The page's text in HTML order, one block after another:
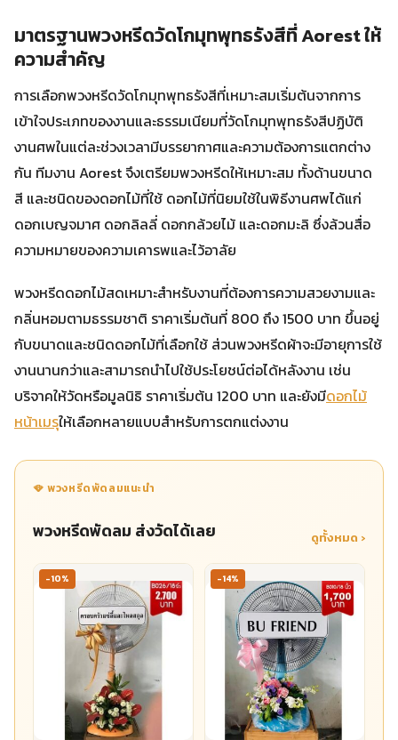
มาตรฐานพวงหรีดวัดโกมุทพุทธรังสีที่ Aorest ให้
ความสำคัญ
การเลือกพวงหรีดวัดโกมุทพุทธรังสีที่เหมาะสมเริ่มต้นจากการ
เข้าใจประเภทของงานและธรรมเนียมที่วัดโกมุทพุทธรังสีปฏิบัติ
งานศพในแต่ละช่วงเวลามีบรรยากาศและความต้องการแตกต่าง
กัน ทีมงาน Aorest จึงเตรียมพวงหรีดให้เหมาะสม ทั้งด้านขนาด
สี และชนิดของดอกไม้ที่ใช้ ดอกไม้ที่นิยมใช้ในพิธีงานศพได้แก่
ดอกเบญจมาศ ดอกลิลลี่ ดอกกล้วยไม้ และดอกมะลิ ซึ่งล้วนสื่อ
ความหมายของความเคารพและไว้อาลัย
พวงหรีดดอกไม้สดเหมาะสำหรับงานที่ต้องการความสวยงามและ
กลิ่นหอมตามธรรมชาติ ราคาเริ่มต้นที่ 800 ถึง 1500 บาท ขึ้นอยู่
กับขนาดและชนิดดอกไม้ที่เลือกใช้ ส่วนพวงหรีดผ้าจะมีอายุการใช้
งานนานกว่าและสามารถนำไปใช้ประโยชน์ต่อได้หลังงาน เช่น
บริจาคให้วัดหรือมูลนิธิ ราคาเริ่มต้น 1200 บาท และยังมีดอกไม้
หน้าเมรุให้เลือกหลายแบบสำหรับการตกแต่งงาน
🪭 พวงหรีดพัดลมแนะนำ
พวงหรีดพัดลม ส่งวัดได้เลย ดูทั้งหมด ›
-10% -14%